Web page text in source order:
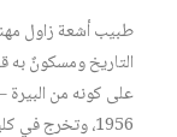
طبيب أشعة زاول
على كونه من